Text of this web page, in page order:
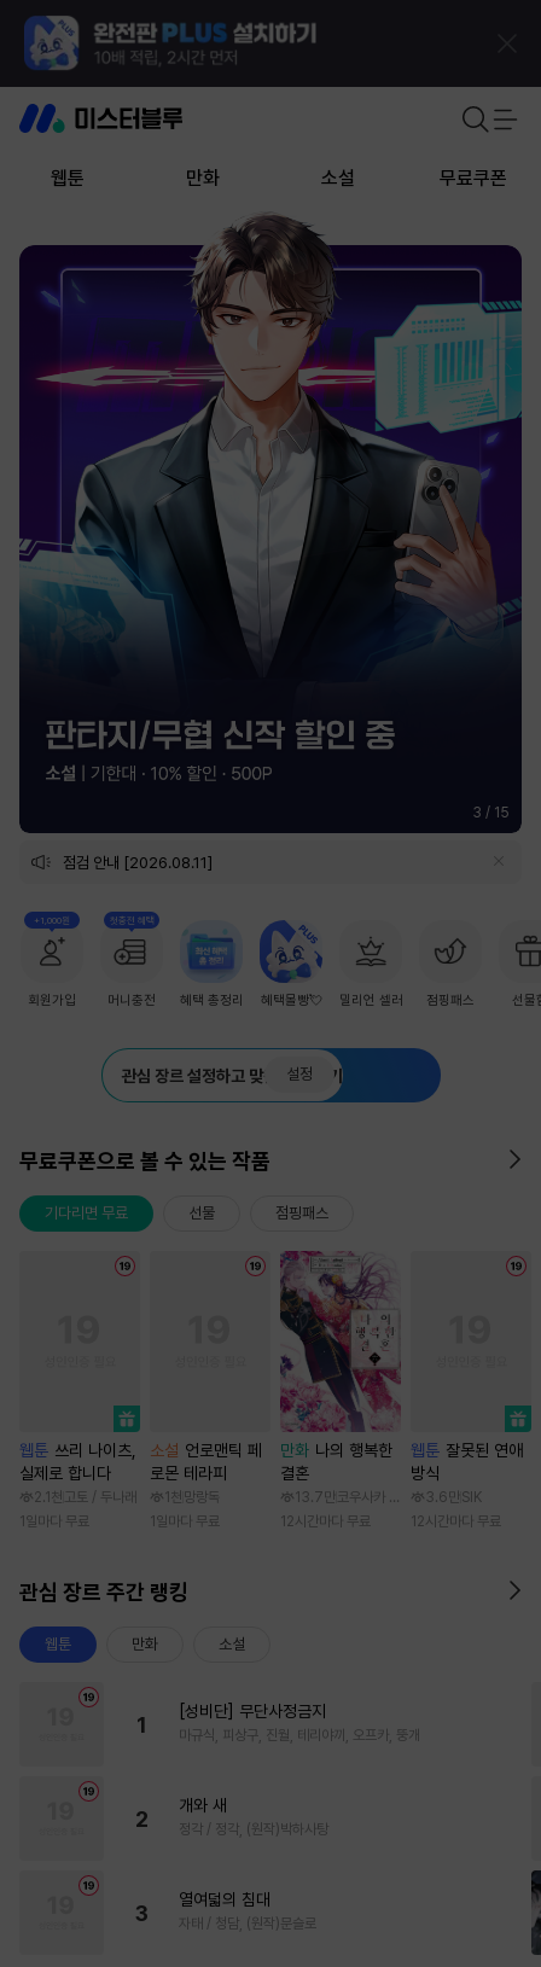
웹툰 만화 소설 무료쿠폰
3 / 15
점검 안내 [2026.08.11]
+1,000원
회원가입
첫충전 혜택
머니충전 혜택 총정리 혜택몰빵💘 밀리언 셀러 점핑패스 선물
관심 장르 설정하고 맞춤 추천 받기
설정
무료쿠폰으로 볼 수 있는 작품
기다리면 무료 선물 점핑패스
웹툰 쓰리 나이츠,
실제로 합니다
2.1천 고토 / 두나래
1일마다 무료
소설 언로맨틱 페
로몬 테라피
1천 망랑독
1일마다 무료
만화 나의 행복한
결혼
13.7만 코우사카 리토 / 아기토기 아쿠미
12시간마다 무료
웹툰 잘못된 연애
방식
3.6만 SIK
12시간마다 무료
관심 장르 주간 랭킹
웹툰 만화 소설
1
[성비단] 무단사정금지
마규식, 피상구, 진월, 테리야끼, 오프카, 뚱개
2
개와 새
정각 / 정각, (원작)박하사탕
3
열여덟의 침대
자태 / 청담, (원작)문슬로